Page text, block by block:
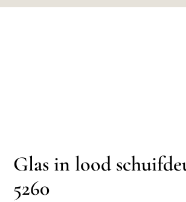
Glas in lood
5260